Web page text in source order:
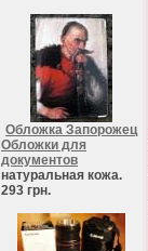
Обложка Запорожец
Обложки для
документов
натуральная кожа.
293 грн.